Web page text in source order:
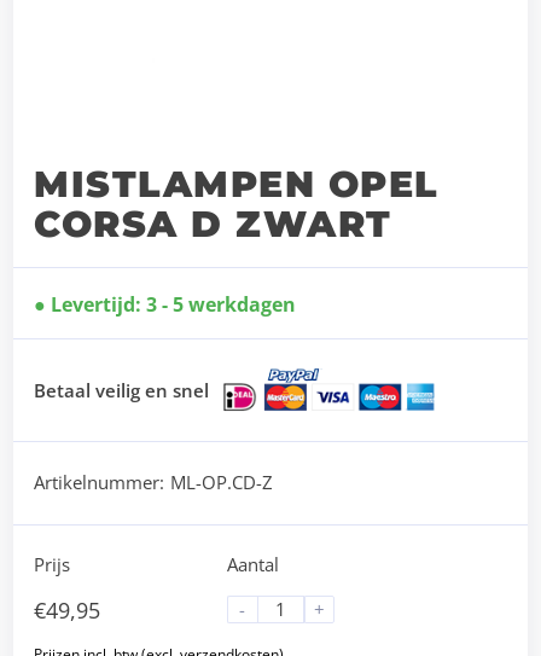
MISTLAMPEN OPEL
CORSA D ZWART
Levertijd: 3 - 5 werkdagen
Betaal veilig en snel
Artikelnummer: ML-OP.CD-Z
Prijs
€49,95
Aantal
-
+